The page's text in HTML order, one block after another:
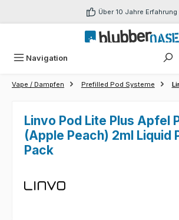
Zum Hauptinhalt springen Über 10 Jahre Erfahrung
Navigation
Vape / Dampfen Prefilled Pod Systeme
Linvo Pod Lite Plus Apfel
(Apple Peach) 2ml Liquid
Pack